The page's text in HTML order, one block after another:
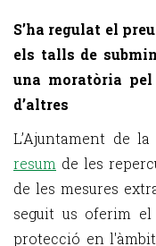
S’ha regulat el
els talls de
una moratòria pel
d’altres
L’Ajuntament de
resum de les
de les mesures
seguit us oferim
protecció en